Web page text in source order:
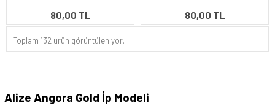
80,00 TL 80,00 TL
Toplam 132 ürün görüntüleniyor.
Alize Angora Gold İp Modeli